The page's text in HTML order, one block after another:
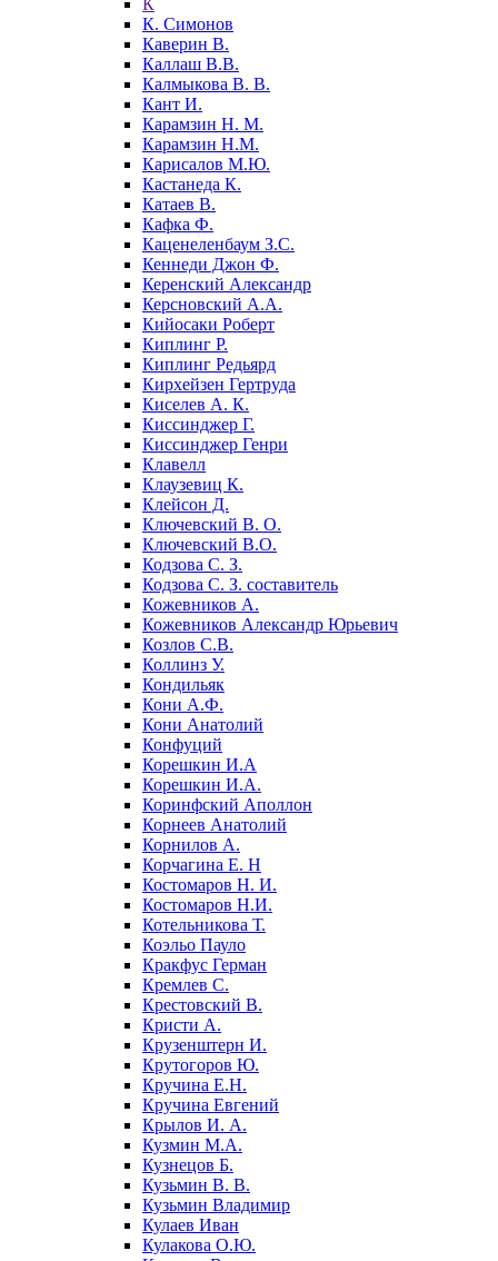
К
К. Симонов
Каверин В.
Каллаш В.В.
Калмыкова В. В.
Кант И.
Карамзин Н. М.
Карамзин Н.М.
Карисалов М.Ю.
Кастанеда К.
Катаев В.
Кафка Ф.
Каценеленбаум З.С.
Кеннеди Джон Ф.
Керенский Александр
Керсновский А.А.
Кийосаки Роберт
Киплинг Р.
Киплинг Редьярд
Кирхейзен Гертруда
Киселев А. К.
Киссинджер Г.
Киссинджер Генри
Клавелл
Клаузевиц К.
Клейсон Д.
Ключевский В. О.
Ключевский В.О.
Кодзова С. З.
Кодзова С. З. составитель
Кожевников А.
Кожевников Александр Юрьевич
Козлов С.В.
Коллинз У.
Кондильяк
Кони А.Ф.
Кони Анатолий
Конфуций
Корешкин И.А
Корешкин И.А.
Коринфский Аполлон
Корнеев Анатолий
Корнилов А.
Корчагина Е. Н
Костомаров Н. И.
Костомаров Н.И.
Котельникова Т.
Коэльо Пауло
Кракфус Герман
Кремлев С.
Крестовский В.
Кристи А.
Крузенштерн И.
Крутогоров Ю.
Кручина Е.Н.
Кручина Евгений
Крылов И. А.
Кузмин М.А.
Кузнецов Б.
Кузьмин В. В.
Кузьмин Владимир
Кулаев Иван
Кулакова О.Ю.